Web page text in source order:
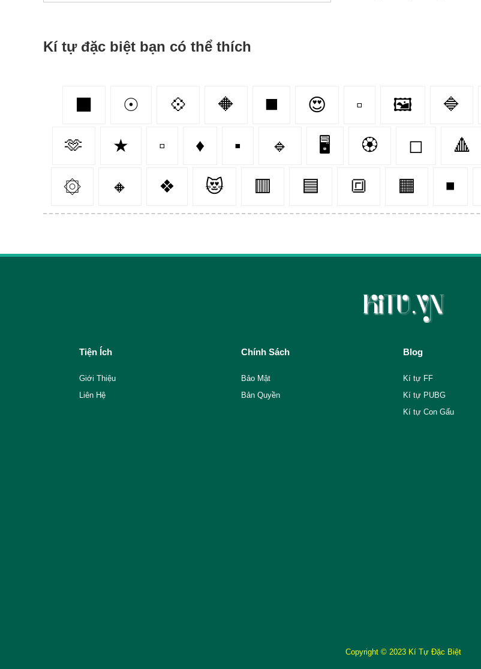
Kí tự đặc biệt bạn có thể thích
☉ 💠 🔶 ◼️ 😍 ▫️ 🖼 🔷
🫶 ★ ▫ ♦️ ▪️ 🔹 🖥️ 🏵 ◻ 🔺
۞ 🔸 ❖ 😻 🟥 🟦 🔳 🟧 ◾
Tiện Ích
Giới Thiệu
Liên Hệ
Chính Sách
Bảo Mật
Bản Quyền
Blog
Kí tự FF
Kí tự PUBG
Kí tự Con Gấu
Copyright © 2023 Kí Tự Đặc Biệt